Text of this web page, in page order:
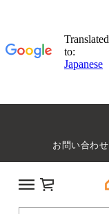
お問い合わせ
カート